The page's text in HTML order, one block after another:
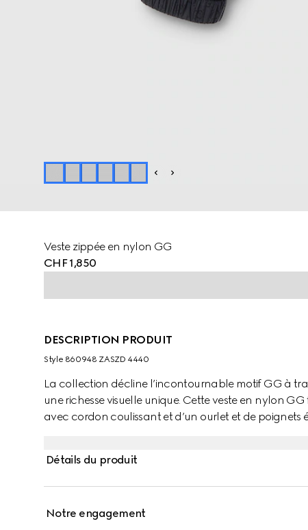
Veste zippée en nylon GG
CHF 1,850
DESCRIPTION PRODUIT
Style ‎860948 ZASZD 4440
La collection décline l’incontournable motif GG à
une richesse visuelle unique. Cette veste en nylon
avec cordon coulissant et d’un ourlet et de poignets
Détails du produit
Notre engagement